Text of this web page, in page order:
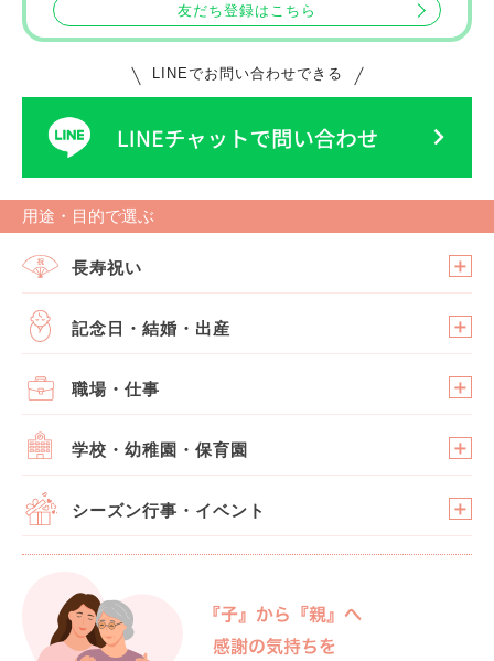
友だち登録はこちら
LINEでお問い合わせできる
用途・目的で選ぶ
長寿祝い
記念日・結婚・出産
職場・仕事
学校・幼稚園・保育園
シーズン行事・イベント